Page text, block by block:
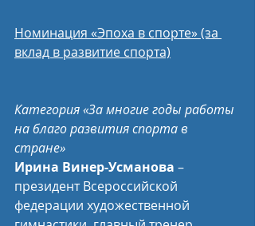
Номинация «Эпоха в спорте» (за
вклад в развитие спорта)
Категория «За многие годы работы
на благо развития спорта в
стране»
Ирина Винер-Усманова –
президент Всероссийской
федерации художественной